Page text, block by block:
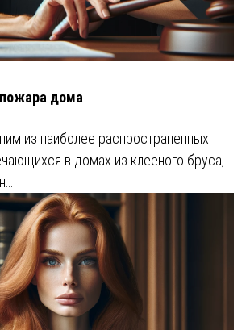
дома
из наиболее распространенных
в домах из клееного бруса,